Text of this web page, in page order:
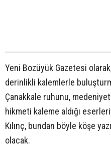
Yeni Bozüyük Gazetesi
derinlikli kalemlerle
Çanakkale ruhunu,
hikmeti kaleme aldığı
Kılınç, bundan böyle köşe
olacak.